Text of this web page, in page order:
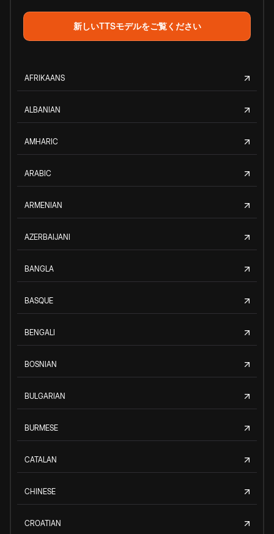
新しいTTSモデルをご覧ください
AFRIKAANS
ALBANIAN
AMHARIC
ARABIC
ARMENIAN
AZERBAIJANI
BANGLA
BASQUE
BENGALI
BOSNIAN
BULGARIAN
BURMESE
CATALAN
CHINESE
CROATIAN